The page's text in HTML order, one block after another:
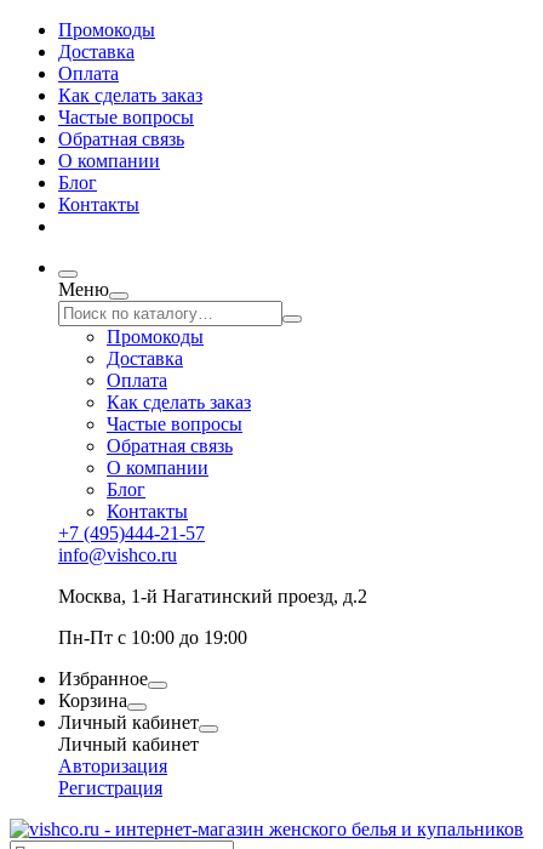
Промокоды
Доставка
Оплата
Как сделать заказ
Частые вопросы
Обратная связь
О компании
Блог
Контакты
Меню
Промокоды
Доставка
Оплата
Как сделать заказ
Частые вопросы
Обратная связь
О компании
Блог
Контакты
+7 (495)444-21-57
info@vishco.ru
Москва, 1-й Нагатинский проезд, д.2
Пн-Пт с 10:00 до 19:00
Избранное
Корзина
Личный кабинет
Личный кабинет
Авторизация
Регистрация